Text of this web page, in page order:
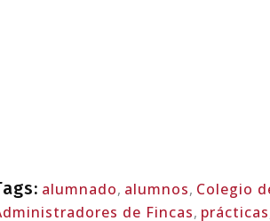
alumnado, alumnos, Colegio
de Fincas, prácticas